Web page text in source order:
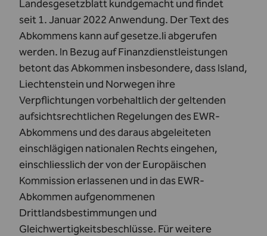
Landesgesetzblatt kundgemacht und findet
seit 1. Januar 2022 Anwendung. Der Text des
Abkommens kann aufgesetze.liabgerufen
werden. In Bezug auf Finanzdienstleistungen
betont das Abkommen insbesondere, dass Island,
Liechtenstein und Norwegen ihre
Verpflichtungen vorbehaltlich der geltenden
aufsichtsrechtlichen Regelungen des EWR-
Abkommens und des daraus abgeleiteten
einschlägigen nationalen Rechts eingehen,
einschliesslich der von der Europäischen
Kommission erlassenen und in das EWR‐
Abkommen aufgenommenen
Drittlandsbestimmungen und
Gleichwertigkeitsbeschlüsse. Für weitere